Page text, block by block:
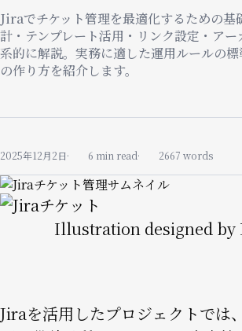
Jiraでチケット管理を最適化するための基
計・テンプレート活用・リンク設定・ア
系的に解説。実務に適した運用ルールの
の作り方を紹介します。
2025年12月2日 6 min read 2667 words
Image
Image
Illustration designed by
Jiraを活用したプロジェクトでは